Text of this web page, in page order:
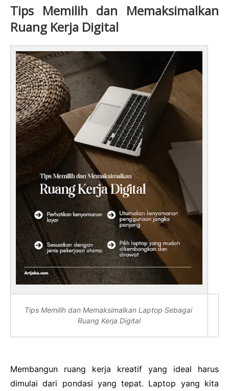
Tips Memilih dan Memaksimalkan
Ruang Kerja Digital
Tips Memilih dan Memaksimalkan Laptop Sebagai
Ruang Kerja Digital
Membangun ruang kerja kreatif yang ideal harus
dimulai dari pondasi yang tepat. Laptop yang kita